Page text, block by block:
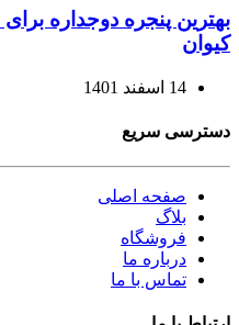
بهترین پنجره دوجداره
کیوان
14 اسفند 1401
دسترسی سریع
صفحه اصلی
بلاگ
فروشگاه
درباره ما
تماس با ما